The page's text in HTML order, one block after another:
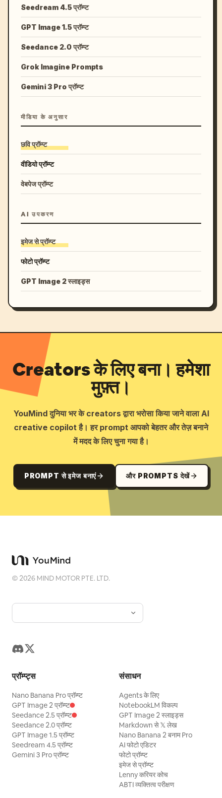
Seedream 4.5 प्रॉम्प्ट
GPT Image 1.5 प्रॉम्प्ट
Seedance 2.0 प्रॉम्प्ट
Grok Imagine Prompts
Gemini 3 Pro प्रॉम्प्ट
मीडिया के अनुसार
छवि प्रॉम्प्ट
वीडियो प्रॉम्प्ट
वेबपेज प्रॉम्प्ट
AI उपकरण
इमेज से प्रॉम्प्ट
फोटो प्रॉम्प्ट
GPT Image 2 स्लाइड्स
Creators के लिए बना। हमेशा
मुफ़्त।
YouMind दुनिया भर के creators द्वारा भरोसा किया जाने वाला AI
creative copilot है। हर prompt आपको बेहतर और तेज़ बनाने
में मदद के लिए चुना गया है।
PROMPT से इमेज बनाएं और PROMPTS देखें
©2026 MIND MOTOR PTE. LTD.
प्रॉम्प्ट्स
Nano Banana Pro प्रॉम्प्ट
GPT Image 2 प्रॉम्प्ट
Seedance 2.5 प्रॉम्प्ट
Seedance 2.0 प्रॉम्प्ट
GPT Image 1.5 प्रॉम्प्ट
Seedream 4.5 प्रॉम्प्ट
Gemini 3 Pro प्रॉम्प्ट
संसाधन
Agents के लिए
NotebookLM विकल्प
GPT Image 2 स्लाइड्स
Markdown से 𝕏 लेख
Nano Banana 2 बनाम Pro
AI फोटो एडिटर
फोटो प्रॉम्प्ट
इमेज से प्रॉम्प्ट
Lenny करियर कोच
ABTI व्यक्तित्व परीक्षण